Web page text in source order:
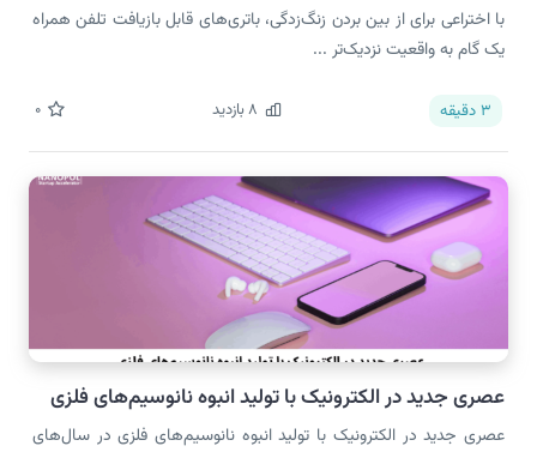
با اختراعی برای از بین بردن زنگ‌زدگی، باتری‌های قابل بازیافت تلفن همراه
یک گام به واقعیت نزدیک‌تر ...
3 دقیقه 8بازدید 0
عصری جدید در الکترونیک با تولید انبوه نانوسیم‌های فلزی
عصری جدید در الکترونیک با تولید انبوه نانوسیم‌های فلزی در سال‌های